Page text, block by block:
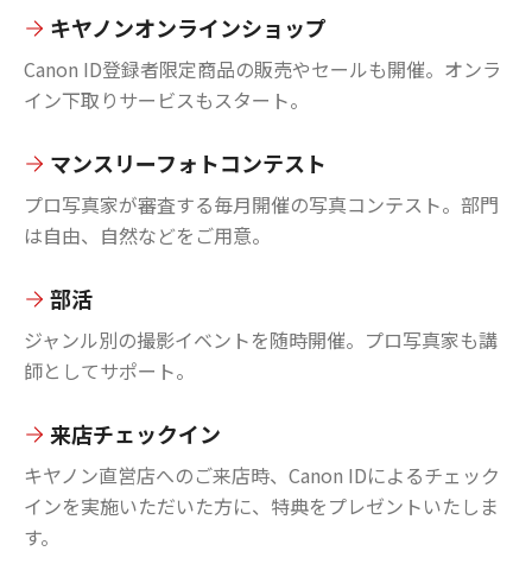
キヤノンオンラインショップ
Canon ID登録者限定商品の販売やセールも開催。オンラ
イン下取りサービスもスタート。
マンスリーフォトコンテスト
プロ写真家が審査する毎月開催の写真コンテスト。部門
は自由、自然などをご用意。
部活
ジャンル別の撮影イベントを随時開催。プロ写真家も講
師としてサポート。
来店チェックイン
キヤノン直営店へのご来店時、Canon IDによるチェック
インを実施いただいた方に、特典をプレゼントいたしま
す。